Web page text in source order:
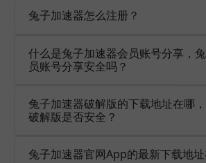
兔子加速器怎么注册？
什么是兔子加速器会员账号分享，
员账号分享安全吗？
兔子加速器破解版的下载地址在哪
破解版是否安全？
兔子加速器官网App的最新下载地址